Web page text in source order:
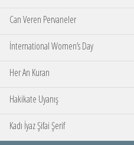
Can Veren Pervaneler
İnternational Women’s Day
Her An Kuran
Hakikate Uyanış
Kadı İyaz Şifai Şerif